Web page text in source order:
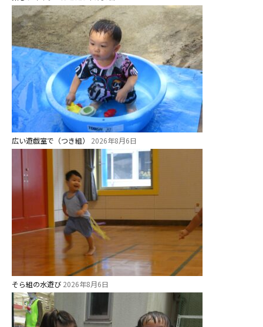
広い遊戯室で（つき組） 2026年8月6日
そら組の水遊び 2026年8月6日